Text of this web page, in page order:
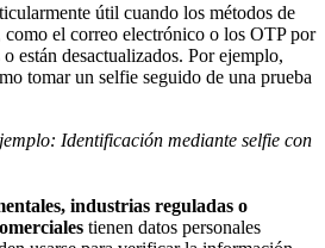
útil cuando los métodos de
como el correo electrónico o los OTP por
están desactualizados. Por ejemplo,
tomar un selfie seguido de una prueba
Identificación mediante selfie con
industrias reguladas o
tienen datos personales